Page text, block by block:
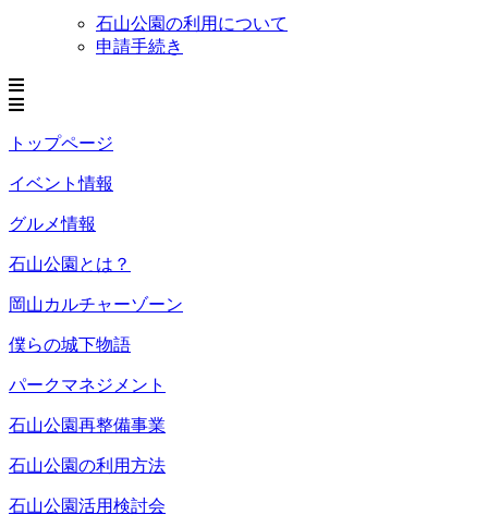
石山公園の利用について
申請手続き
トップページ
イベント情報
グルメ情報
石山公園とは？
岡山カルチャーゾーン
僕らの城下物語
パークマネジメント
石山公園再整備事業
石山公園の利用方法
石山公園活用検討会